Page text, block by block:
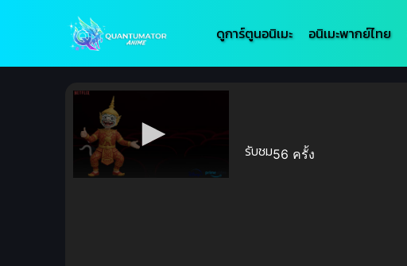
ดูการ์ตูนอนิเมะ อนิเมะพากย์ไทย
รับชม56 ครั้ง